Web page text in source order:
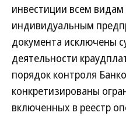
инвестиции всем
индивидуальным
документа исключены
деятельности
порядок контроля
конкретизированы
включенных в реестр